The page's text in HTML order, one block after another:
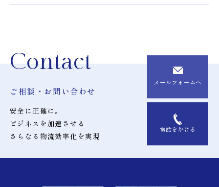
Contact
ご相談・お問い合わせ
安全に正確に。
ビジネスを加速させる
さらなる物流効率化を実現
メールフォームへ
電話をかける